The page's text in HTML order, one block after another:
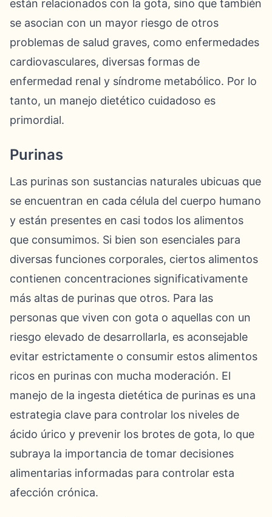
están relacionados con la gota, sino que también
se asocian con un mayor riesgo de otros
problemas de salud graves, como enfermedades
cardiovasculares, diversas formas de
enfermedad renal y síndrome metabólico. Por lo
tanto, un manejo dietético cuidadoso es
primordial.
Purinas
Las purinas son sustancias naturales ubicuas que
se encuentran en cada célula del cuerpo humano
y están presentes en casi todos los alimentos
que consumimos. Si bien son esenciales para
diversas funciones corporales, ciertos alimentos
contienen concentraciones significativamente
más altas de purinas que otros. Para las
personas que viven con gota o aquellas con un
riesgo elevado de desarrollarla, es aconsejable
evitar estrictamente o consumir estos alimentos
ricos en purinas con mucha moderación. El
manejo de la ingesta dietética de purinas es una
estrategia clave para controlar los niveles de
ácido úrico y prevenir los brotes de gota, lo que
subraya la importancia de tomar decisiones
alimentarias informadas para controlar esta
afección crónica.